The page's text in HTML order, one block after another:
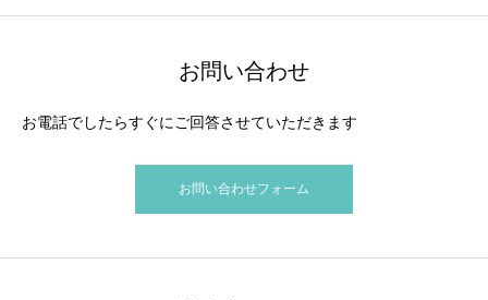
お問い合わせ
お電話でしたらすぐにご回答させていただきます
お問い合わせフォーム